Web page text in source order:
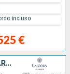
€
incluso
SVEZIA, ESTONIA, FINLANDIA, DANIMARCA, NORVEGIA, GERMANIA